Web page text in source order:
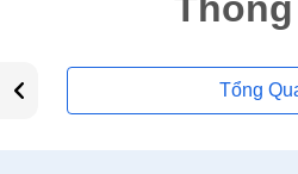
Tổng